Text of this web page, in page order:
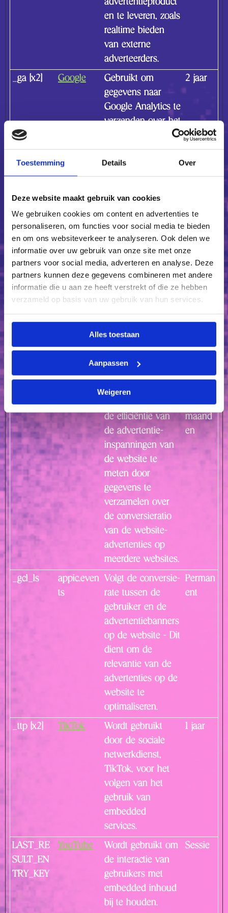
Toestemming Details Over
Deze website maakt gebruik van cookies
We gebruiken cookies om content en advertenties te
personaliseren, om functies voor social media te bieden
en om ons websiteverkeer te analyseren. Ook delen we
informatie over uw gebruik van onze site met onze
partners voor social media, adverteren en analyse. Deze
partners kunnen deze gegevens combineren met andere
informatie die u aan ze heeft verstrekt of die ze hebben
verzameld op basis van uw gebruik van hun services.
Alles toestaan
Aanpassen
Weigeren
advertentieproduct
en te leveren, zoals
realtime bieden
van externe
adverteerders.
_ga [x2]
Google
Gebruikt om
gegevens naar
Google Analytics te
verzenden over het
gedrag van de
bezoeker. Traceert
de bezoeker op
verschillende
marketingkanalen.
2 jaar
_ga_# [x2] Google
Gebruikt om
gegevens naar
Google Analytics te
verzenden over het
apparaat en het
gedrag van de
apparaten en
2 jaar
_gcl_au Google
Wordt gebruikt om
de efficiëntie van
de advertentie-
inspanningen van
de website te
meten door
gegevens te
verzamelen over
de conversieratio
van de website-
advertenties op
meerdere websites.
3
maand
en
_gcl_ls
appic.even
ts
Volgt de conversie-
rate tussen de
gebruiker en de
advertentiebanners
op de website - Dit
dient om de
relevantie van de
advertenties op de
website te
optimaliseren.
Perman
ent
_ttp [x2] TikTok
Wordt gebruikt
door de sociale
netwerkdienst,
TikTok, voor het
volgen van het
gebruik van
embedded
services.
1 jaar
LAST_RE
SULT_EN
TRY_KEY
YouTube
Wordt gebruikt om
de interactie van
gebruikers met
embedded inhoud
bij te houden.
Sessie